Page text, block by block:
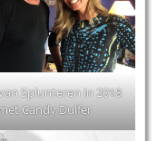
Splunteren in 2018
Candy Dulfer